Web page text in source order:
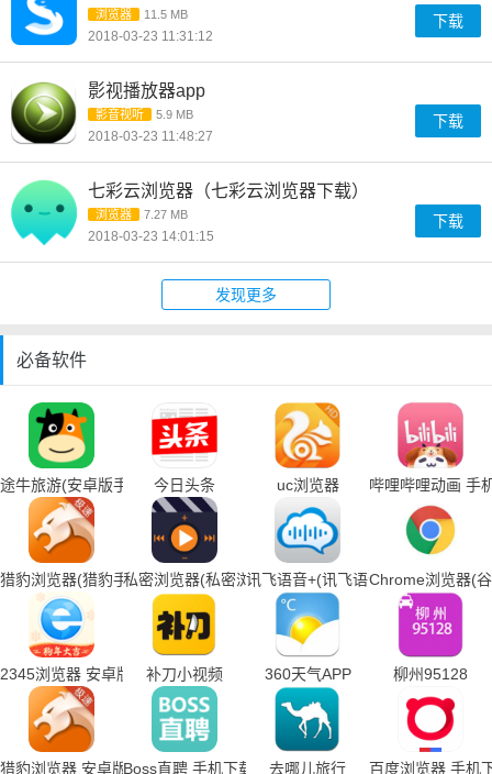
浏览器 11.5 MB
2018-03-23 11:31:12
下载
影视播放器app
影音视听 5.9 MB
2018-03-23 11:48:27
下载
七彩云浏览器（七彩云浏览器下载）
浏览器 7.27 MB
2018-03-23 14:01:15
下载
发现更多
必备软件
途牛旅游(安卓版手机下载)今日头条 uc浏览器 哔哩哔哩动画 手
猎豹浏览器(猎豹手机浏览器下载)私密浏览器(私密浏览器手机下载)讯飞语音+(讯飞语音输入法手机下
Chrome浏览器(
2345浏览器 安卓版 补刀小视频 360天气APP 柳州95128
猎豹浏览器 安卓版Boss直聘 手机下载 去哪儿旅行 百度浏览器 手机